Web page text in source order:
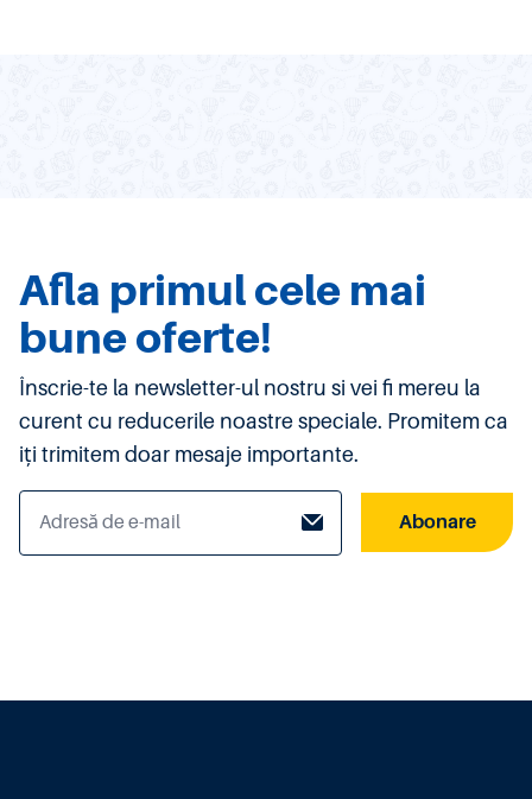
Afla primul cele mai
bune oferte!
Înscrie-te la newsletter-ul nostru si vei fi mereu la
curent cu reducerile noastre speciale. Promitem ca
iți trimitem doar mesaje importante.
Abonare